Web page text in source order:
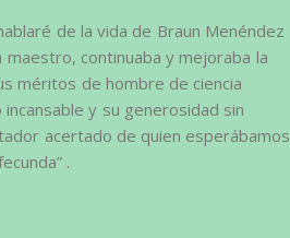
de la vida de Braun Menéndez
maestro, continuaba y mejoraba la
méritos de hombre de ciencia
y su generosidad sin
acertado de quien esperábamos
.